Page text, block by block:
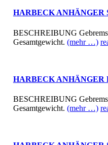
HARBECK ANHÄNGER
BESCHREIBUNG
Gesamtgewicht. (mehr …)
HARBECK ANHÄNGER
BESCHREIBUNG
Gesamtgewicht. (mehr …)